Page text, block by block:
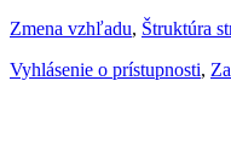
Zmena vzhľadu, Štruktúra
Vyhlásenie o prístupnosti,